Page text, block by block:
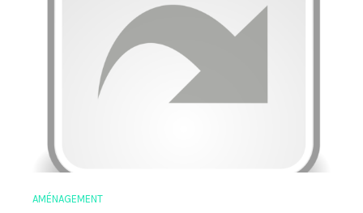
AMÉNAGEMENT